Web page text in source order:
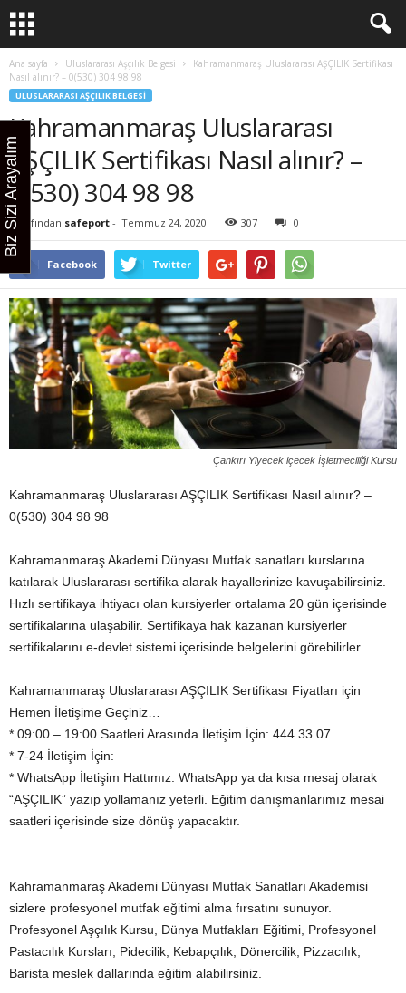
Ana sayfa Uluslararası Aşçılık Belgesi
Kahramanmaraş Uluslararası AŞÇILIK Sertifikası
Nasıl alınır? – 0(530) 304 98 98
ULUSLARARASI AŞÇILIK BELGESI
Kahramanmaraş Uluslararası
AŞÇILIK Sertifikası Nasıl alınır? –
0(530) 304 98 98
Tarafından safeport - Temmuz 24, 2020 307 0
Facebook Twitter
Çankırı Yiyecek içecek İşletmeciliği Kursu
Kahramanmaraş Uluslararası AŞÇILIK Sertifikası Nasıl alınır? –
0(530) 304 98 98
Kahramanmaraş Akademi Dünyası Mutfak sanatları kurslarına
katılarak Uluslararası sertifika alarak hayallerinize kavuşabilirsiniz.
Hızlı sertifikaya ihtiyacı olan kursiyerler ortalama 20 gün içerisinde
sertifikalarına ulaşabilir. Sertifikaya hak kazanan kursiyerler
sertifikalarını e-devlet sistemi içerisinde belgelerini görebilirler.
Kahramanmaraş Uluslararası AŞÇILIK Sertifikası Fiyatları için
Hemen İletişime Geçiniz…
* 09:00 – 19:00 Saatleri Arasında İletişim İçin: 444 33 07
* 7-24 İletişim İçin:
* WhatsApp İletişim Hattımız: WhatsApp ya da kısa mesaj olarak
“AŞÇILIK” yazıp yollamanız yeterli. Eğitim danışmanlarımız mesai
saatleri içerisinde size dönüş yapacaktır.
Kahramanmaraş Akademi Dünyası Mutfak Sanatları Akademisi
sizlere profesyonel mutfak eğitimi alma fırsatını sunuyor.
Profesyonel Aşçılık Kursu, Dünya Mutfakları Eğitimi, Profesyonel
Pastacılık Kursları, Pidecilik, Kebapçılık, Dönercilik, Pizzacılık,
Barista meslek dallarında eğitim alabilirsiniz.
Biz Sizi Arayalım